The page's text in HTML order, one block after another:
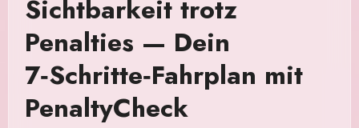
Sichtbarkeit trotz
Penalties — Dein
7‑Schritte‑Fahrplan mit
PenaltyCheck